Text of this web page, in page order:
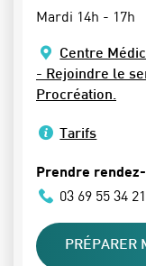
Mardi 14h - 17h
Centre
- Rejoindre le
Procréation.
Tarifs
Prendre
03 69 55 34 21
PRÉPARER